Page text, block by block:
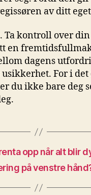
av ditt
Ta⁢ kontroll over
en
dagens
For i
du​ ikke bare deg
opp når alt blir
på venstre